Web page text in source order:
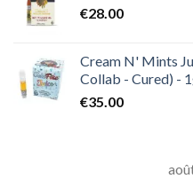
€28.00
Cream N' Mints
Collab - Cured) -
€35.00